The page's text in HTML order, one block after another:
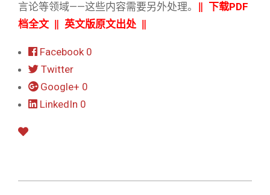
言论等领域——这些内容需要另外处理。
下载PDF
档全文
英文版原文出处‖
Facebook 0
Twitter
Google+ 0
LinkedIn 0